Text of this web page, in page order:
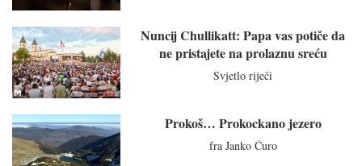
Nuncij Chullikatt: Papa vas potiče da
ne pristajete na prolaznu sreću
Svjetlo riječi
Prokoš… Prokockano jezero
fra Janko Ćuro